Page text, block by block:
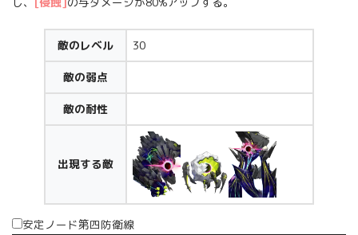
敵のレベル 30
敵の弱点
敵の耐性
出現する敵
安定ノード第四防衛線